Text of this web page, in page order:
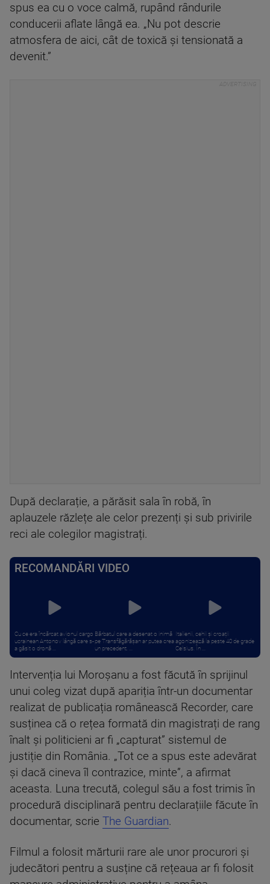
spus ea cu o voce calmă, rupând rândurile
conducerii aflate lângă ea. „Nu pot descrie
atmosfera de aici, cât de toxică și tensionată a
devenit.”
După declarație, a părăsit sala în robă, în
aplauzele răzlețe ale celor prezenți și sub privirile
reci ale colegilor magistrați.
RECOMANDĂRI VIDEO
Cu ce era încărcat avionul cargo
ucrainean Antonov lângă care s-
a găsit o dronă ...
Bărbatul care a desenat o inimă
pe Transfăgărășan ar putea crea
un precedent. ...
Italienii, cehii și croații
agonizează la peste 40 de grade
Celsius. În ...
Intervenția lui Moroșanu a fost făcută în sprijinul
unui coleg vizat după apariția într-un documentar
realizat de publicația românească Recorder, care
susținea că o rețea formată din magistrați de rang
înalt și politicieni ar fi „capturat” sistemul de
justiție din România. „Tot ce a spus este adevărat
și dacă cineva îl contrazice, minte”, a afirmat
aceasta. Luna trecută, colegul său a fost trimis în
procedură disciplinară pentru declarațiile făcute în
documentar, scrie The Guardian.
Filmul a folosit mărturii rare ale unor procurori și
judecători pentru a susține că rețeaua ar fi folosit